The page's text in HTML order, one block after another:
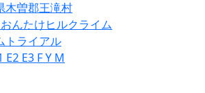
木曽郡王滝村
んたけヒルクライム
トライアル
E2 E3 FY M